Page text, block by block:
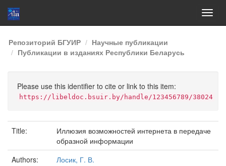
Skip
navigation
Репозиторий БГУИР
Научные публикации
Публикации в изданиях Республики Беларусь
Please use this identifier to cite or link to this item:
https://libeldoc.bsuir.by/handle/123456789/38024
Title:
Иллюзия возможностей интернета в передаче
образной информации
Authors:
Лосик, Г. В.